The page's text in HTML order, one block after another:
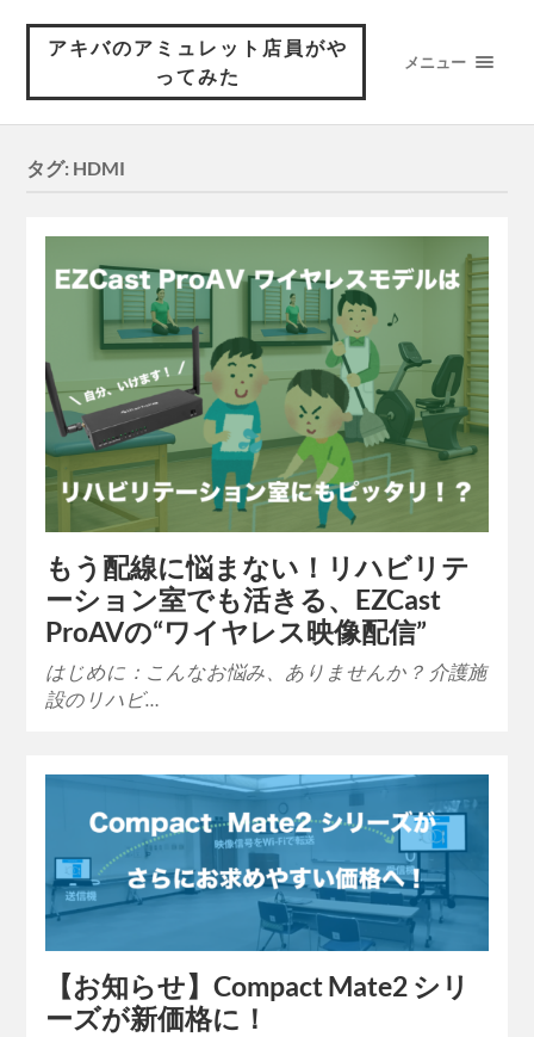
アキバのアミュレット店員がや
ってみた
メニュー
タグ: HDMI
もう配線に悩まない！リハビリテ
ーション室でも活きる、EZCast
ProAVの“ワイヤレス映像配信”
はじめに：こんなお悩み、ありませんか？ 介護施
設のリハビ…
【お知らせ】Compact Mate2 シリ
ーズが新価格に！